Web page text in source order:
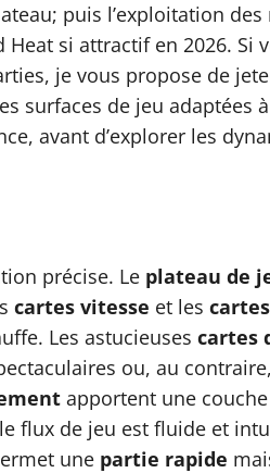
puis l’exploitation
si attractif en 2026. Si
je vous propose de
surfaces de jeu adaptées
avant d’explorer les
précise. Le plateau de
cartes vitesse et les
Les astucieuses cartes
ou, au
apportent une
flux de jeu est fluide et
une partie rapide